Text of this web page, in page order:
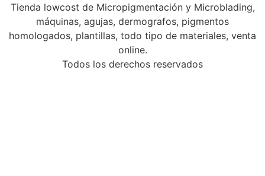
Tienda lowcost de Micropigmentación y Microblading,
máquinas, agujas, dermografos, pigmentos
homologados, plantillas, todo tipo de materiales, venta
online.
Todos los derechos reservados